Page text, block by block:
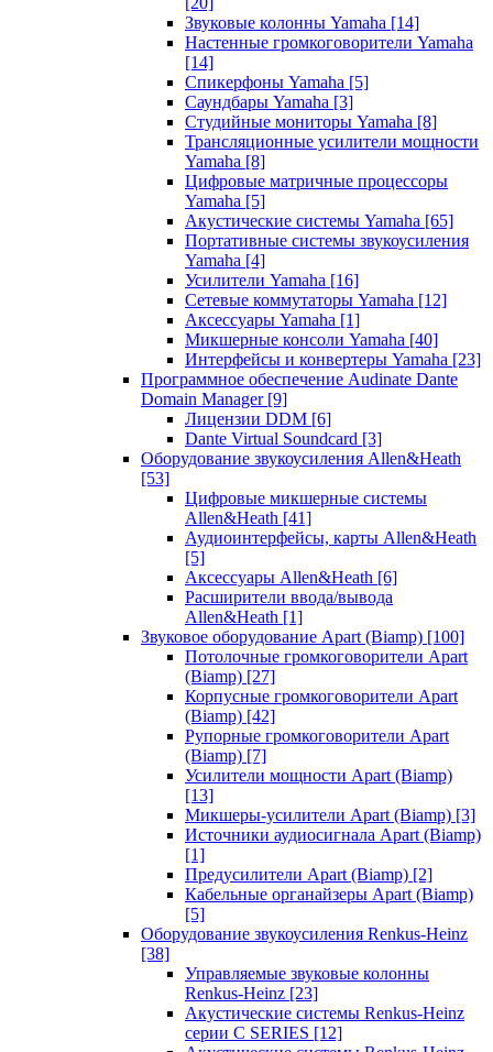
Звуковые колонны Yamaha [14]
Настенные громкоговорители Yamaha
[14]
Спикерфоны Yamaha [5]
Саундбары Yamaha [3]
Студийные мониторы Yamaha [8]
Трансляционные усилители мощности
Yamaha [8]
Цифровые матричные процессоры
Yamaha [5]
Акустические системы Yamaha [65]
Портативные системы звукоусиления
Yamaha [4]
Усилители Yamaha [16]
Сетевые коммутаторы Yamaha [12]
Аксессуары Yamaha [1]
Микшерные консоли Yamaha [40]
Интерфейсы и конвертеры Yamaha [23]
Программное обеспечение Audinate Dante
Domain Manager [9]
Лицензии DDM [6]
Dante Virtual Soundcard [3]
Оборудование звукоусиления Allen&Heath
[53]
Цифровые микшерные системы
Allen&Heath [41]
Аудиоинтерфейсы, карты Allen&Heath
[5]
Аксессуары Allen&Heath [6]
Расширители ввода/вывода
Allen&Heath [1]
Звуковое оборудование Apart (Biamp) [100]
Потолочные громкоговорители Apart
(Biamp) [27]
Корпусные громкоговорители Apart
(Biamp) [42]
Рупорные громкоговорители Apart
(Biamp) [7]
Усилители мощности Apart (Biamp)
[13]
Микшеры-усилители Apart (Biamp) [3]
Источники аудиосигнала Apart (Biamp)
[1]
Предусилители Apart (Biamp) [2]
Кабельные органайзеры Apart (Biamp)
[5]
Оборудование звукоусиления Renkus-Heinz
[38]
Управляемые звуковые колонны
Renkus-Heinz [23]
Акустические системы Renkus-Heinz
серии C SERIES [12]